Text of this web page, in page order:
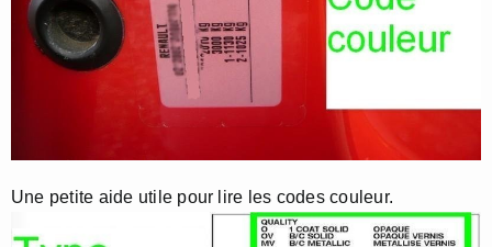
Une petite aide utile pour lire les codes couleur.